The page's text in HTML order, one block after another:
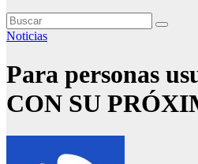
Noticias
Para personas
CON SU